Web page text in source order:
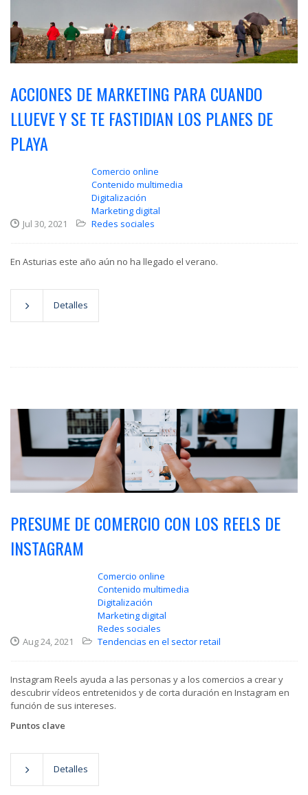
ACCIONES DE MARKETING PARA CUANDO
LLUEVE Y SE TE FASTIDIAN LOS PLANES DE
PLAYA
Jul 30, 2021
Comercio online
Contenido multimedia
Digitalización
Marketing digital
Redes sociales
En Asturias este año aún no ha llegado el verano.
Detalles
PRESUME DE COMERCIO CON LOS REELS DE
INSTAGRAM
Aug 24, 2021
Comercio online
Contenido multimedia
Digitalización
Marketing digital
Redes sociales
Tendencias en el sector retail
Instagram Reels ayuda a las personas y a los comercios a crear y
descubrir vídeos entretenidos y de corta duración en Instagram en
función de sus intereses.
Puntos clave
Detalles